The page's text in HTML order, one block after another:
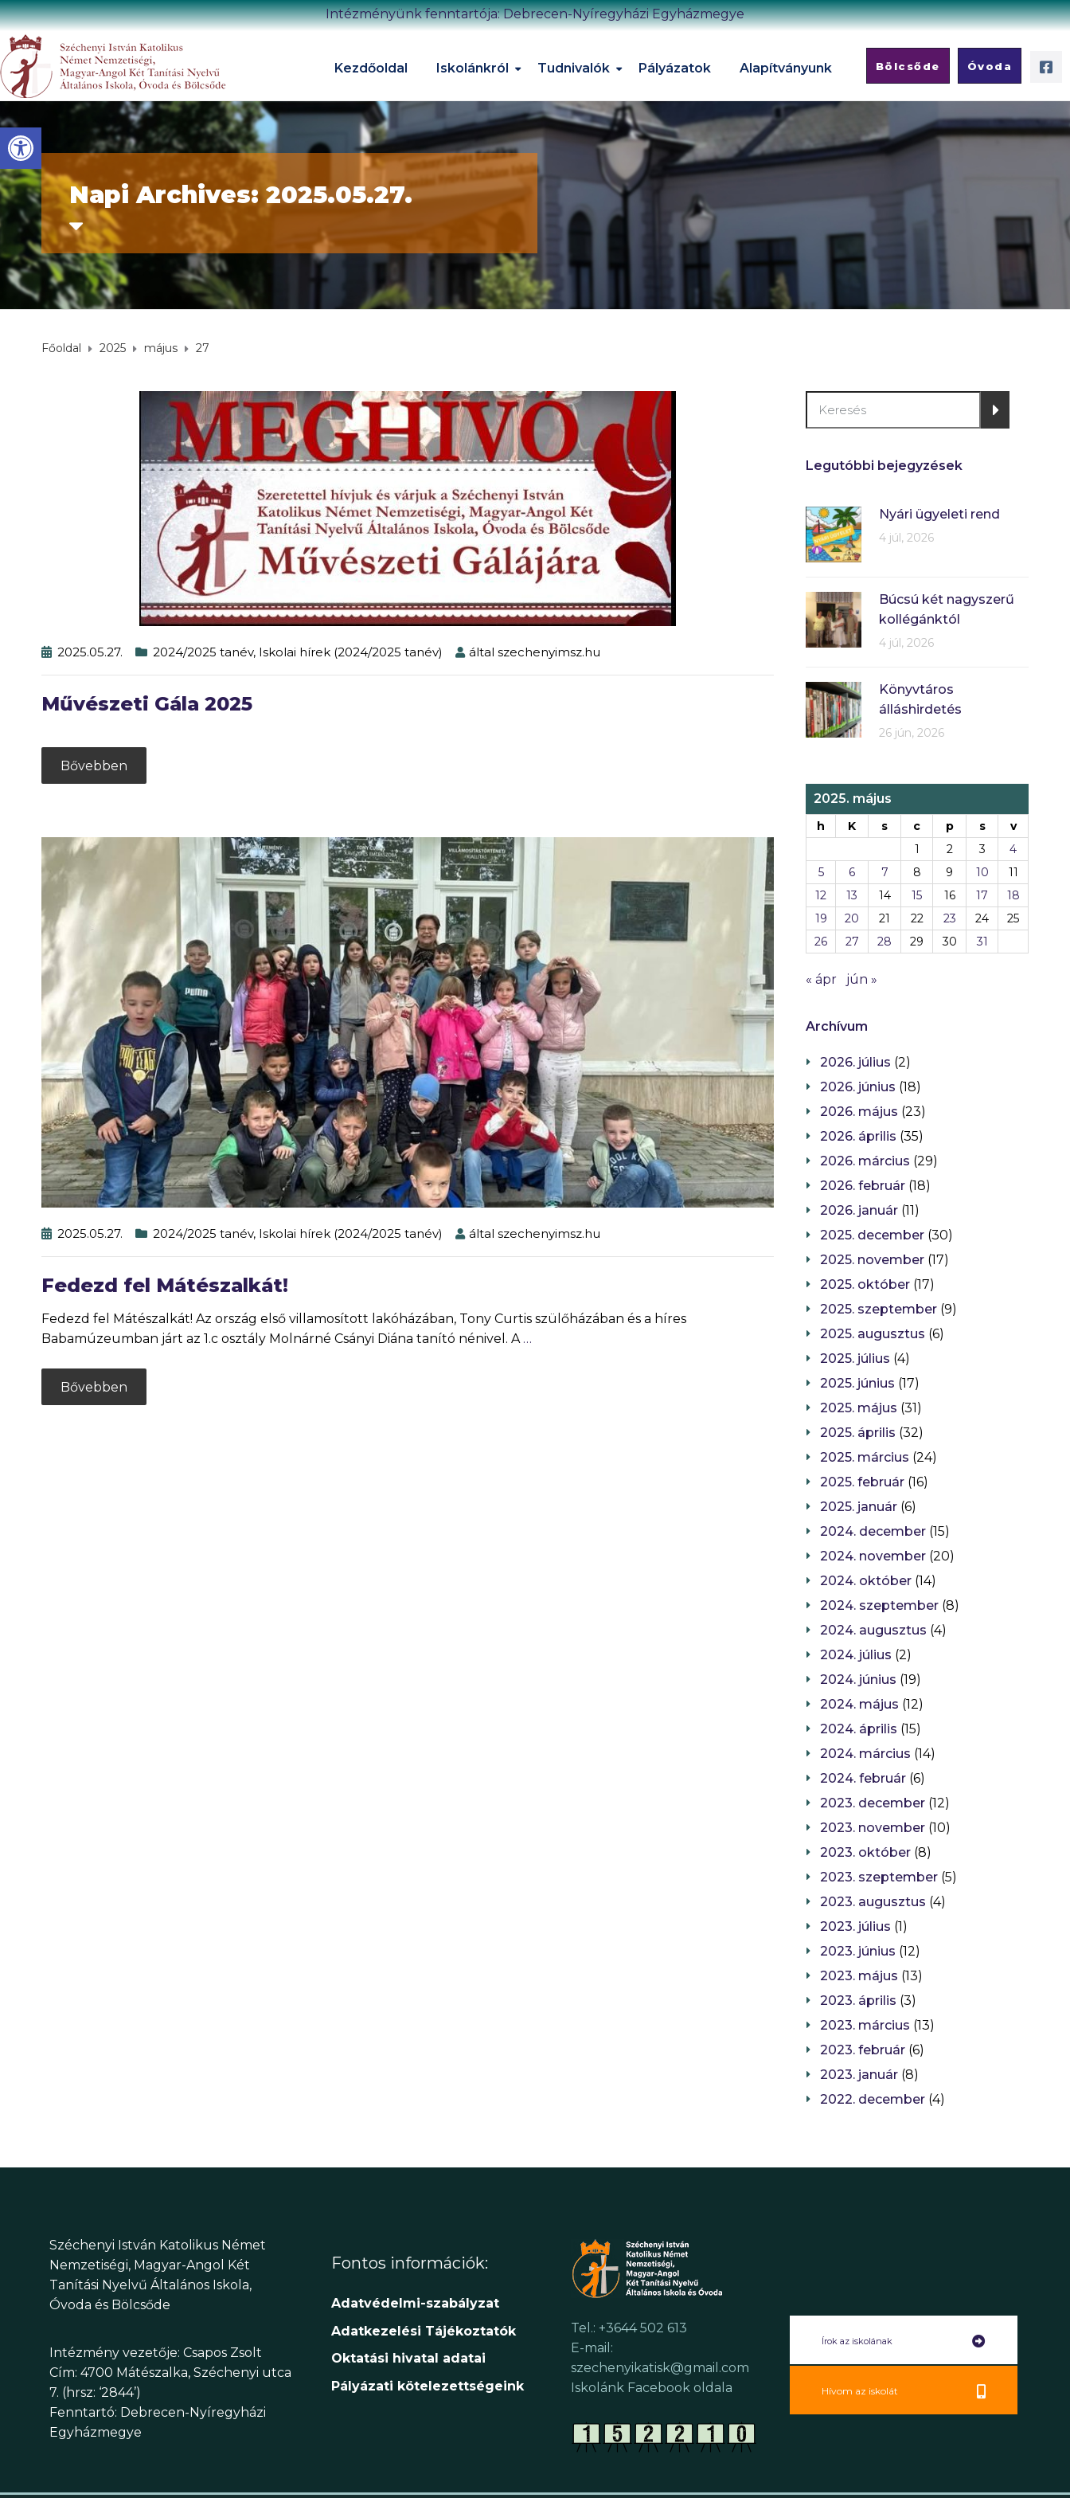
Eszköztár megnyitása
Intézményünk fenntartója: Debrecen-Nyíregyházi Egyházmegye
Kezdőoldal Iskolánkról Tudnivalók Pályázatok Alapítványunk Bölcsőde Óvoda
Napi Archives: 2025.05.27.
Főoldal 2025 május 27
2025.05.27. 2024/2025 tanév, Iskolai hírek (2024/2025 tanév) által szechenyimsz.hu
Művészeti Gála 2025
Bővebben
2025.05.27. 2024/2025 tanév, Iskolai hírek (2024/2025 tanév) által szechenyimsz.hu
Fedezd fel Mátészalkát!
Fedezd fel Mátészalkát! Az ország első villamosított lakóházában, Tony Curtis szülőházában és a híres
Babamúzeumban járt az 1.c osztály Molnárné Csányi Diána tanító nénivel. A …
Bővebben
Legutóbbi bejegyzések
Nyári ügyeleti rend
4 júl, 2026
Búcsú két nagyszerű
kollégánktól
4 júl, 2026
Könyvtáros
álláshirdetés
26 jún, 2026
2025. május
h K s c p s
v
1
2 3
4
5
6 7 8 9 10
11
12
13 14 15 16 17
18
19
20 21 22 23 24
25
26
27 28 29 30 31
« ápr jún »
Archívum
2026. július (2)
2026. június (18)
2026. május (23)
2026. április (35)
2026. március (29)
2026. február (18)
2026. január (11)
2025. december (30)
2025. november (17)
2025. október (17)
2025. szeptember (9)
2025. augusztus (6)
2025. július (4)
2025. június (17)
2025. május (31)
2025. április (32)
2025. március (24)
2025. február (16)
2025. január (6)
2024. december (15)
2024. november (20)
2024. október (14)
2024. szeptember (8)
2024. augusztus (4)
2024. július (2)
2024. június (19)
2024. május (12)
2024. április (15)
2024. március (14)
2024. február (6)
2023. december (12)
2023. november (10)
2023. október (8)
2023. szeptember (5)
2023. augusztus (4)
2023. július (1)
2023. június (12)
2023. május (13)
2023. április (3)
2023. március (13)
2023. február (6)
2023. január (8)
2022. december (4)
Széchenyi István Katolikus Német
Nemzetiségi, Magyar-Angol Két
Tanítási Nyelvű Általános Iskola,
Óvoda és Bölcsőde
Intézmény vezetője: Csapos Zsolt
Cím: 4700 Mátészalka, Széchenyi utca
7. (hrsz: ‘2844’)
Fenntartó: Debrecen-Nyíregyházi
Egyházmegye
Fontos információk:
Adatvédelmi-szabályzat
Adatkezelési Tájékoztatók
Oktatási hivatal adatai
Pályázati kötelezettségeink
Tel.: +3644 502 613
E-mail:
szechenyikatisk@gmail.com
Iskolánk Facebook oldala
Írok az iskolának
Hívom az iskolát